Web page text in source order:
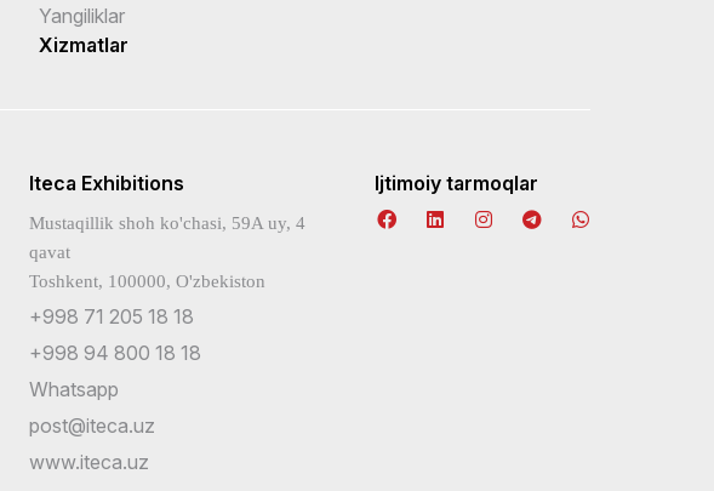
Yangiliklar
Xizmatlar
Iteca Exhibitions
Mustaqillik shoh ko'chasi, 59A uy, 4
qavat
Toshkent, 100000, O'zbekiston
+998 71 205 18 18
+998 94 800 18 18
Whatsapp
post@iteca.uz
www.iteca.uz
Ijtimoiy tarmoqlar